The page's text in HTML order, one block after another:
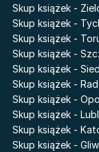
Basia. Wielka
Poznawaj świat z
The Hazel Wood
Zmierzch
Faye
Katie Maguire
Liceum Freuda
Sherlock Holmes
Skup książek -
Skup książek -
Skup książek -
Skup książek -
Skup książek -
Skup książek -
Skup książek -
Skup książek -
Skup książek -
Skup książek -